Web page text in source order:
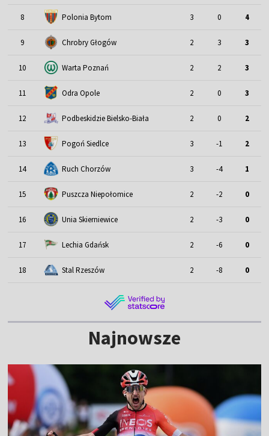
8 Polonia Bytom 3 0 4
9 Chrobry Głogów 2 3 3
10 Warta Poznań 2 2 3
11 Odra Opole 2 0 3
12 Podbeskidzie Bielsko-Biała 2 0 2
13 Pogoń Siedlce 3 -1 2
14 Ruch Chorzów 3 -4 1
15 Puszcza Niepołomice 2 -2 0
16 Unia Skierniewice 2 -3 0
17 Lechia Gdańsk 2 -6 0
18 Stal Rzeszów 2 -8 0
Najnowsze